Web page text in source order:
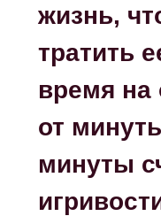
жизнь,
тратить
время на
от
минуты